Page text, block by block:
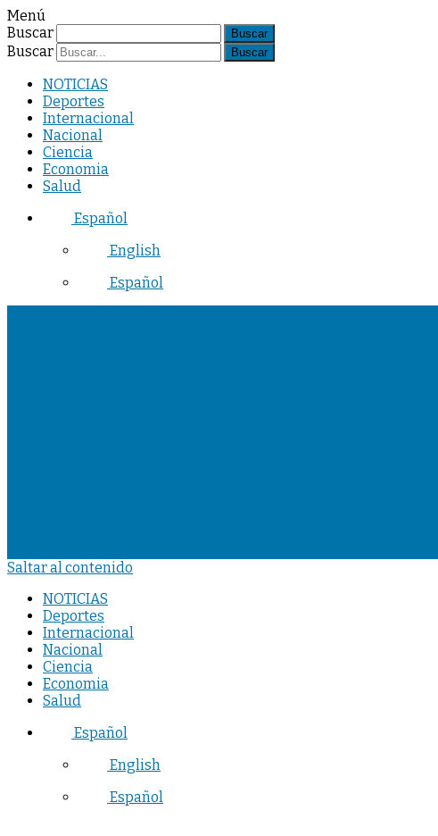
Menú
Buscar
Buscar
NOTICIAS
Deportes
Internacional
Nacional
Ciencia
Economia
Salud
Español
English
Español
Saltar al contenido
NOTICIAS
Deportes
Internacional
Nacional
Ciencia
Economia
Salud
Español
English
Español